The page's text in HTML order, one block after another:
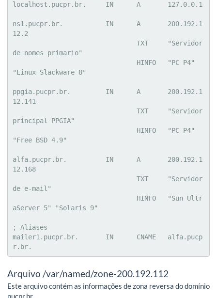
localhost.pucpr.br.	IN	A	127.0.0.1
ns1.pucpr.br.		IN	A	200.192.1
12.2
de nomes primario"
"Linux Slackware 8"
ppgia.pucpr.br.		IN	A	200.192.1
12.141
principal PPGIA"
"Free BSD 4.9"
alfa.pucpr.br.		IN	A	200.192.1
12.168
de e-mail"
aServer 5" "Solaris 9"
; Aliases
mailer1.pucpr.br.	IN	CNAME	alfa.pucp
r.br.
Arquivo /var/named/zone-200.192.112
Este arquivo contém as informações de zona reversa do domínio
pucpr.br.